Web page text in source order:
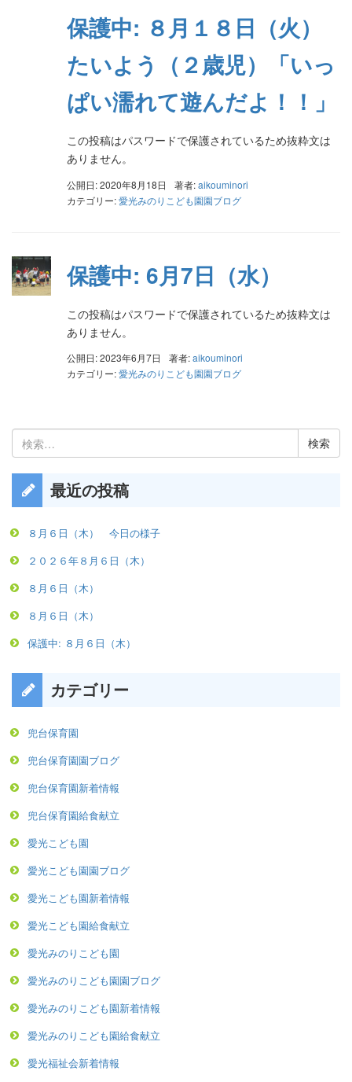
保護中: ８月１８日（火）
たいよう（２歳児）「いっ
ぱい濡れて遊んだよ！！」
この投稿はパスワードで保護されているため抜粋文は
ありません。
公開日: 2020年8月18日 著者:aikouminori
カテゴリー:愛光みのりこども園園ブログ
保護中: 6月7日（水）
この投稿はパスワードで保護されているため抜粋文は
ありません。
公開日: 2023年6月7日 著者:aikouminori
カテゴリー:愛光みのりこども園園ブログ
検
索:
最近の投稿
８月６日（木） 今日の様子
２０２６年８月６日（木）
８月６日（木）
８月６日（木）
保護中: ８月６日（木）
カテゴリー
兜台保育園
兜台保育園園ブログ
兜台保育園新着情報
兜台保育園給食献立
愛光こども園
愛光こども園園ブログ
愛光こども園新着情報
愛光こども園給食献立
愛光みのりこども園
愛光みのりこども園園ブログ
愛光みのりこども園新着情報
愛光みのりこども園給食献立
愛光福祉会新着情報